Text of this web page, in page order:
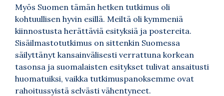
Myös Suomen tämän hetken tutkimus oli
kohtuullisen hyvin esillä. Meiltä oli kymmeniä
kiinnostusta herättäviä esityksiä ja postereita.
Sisäilmastotutkimus on sittenkin Suomessa
säilyttänyt kansainvälisesti verrattuna korkean
tasonsa ja suomalaisten esitykset tulivat ansaitusti
huomatuiksi, vaikka tutkimuspanoksemme ovat
rahoitussyistä selvästi vähentyneet.